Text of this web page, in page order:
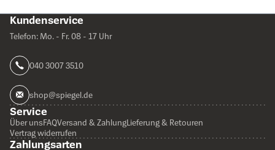
Kundenservice
Telefon: Mo. - Fr. 08 - 17 Uhr
040 3007 3510
shop@spiegel.de
Service
Über unsFAQVersand & ZahlungLieferung & Retouren
Vertrag widerrufen
Zahlungsarten